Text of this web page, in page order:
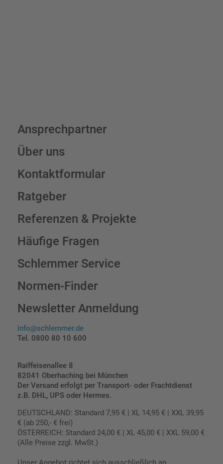
Ansprechpartner
Über uns
Kontaktformular
Ratgeber
Referenzen & Projekte
Häufige Fragen
Schlemmer Service
Normen-Finder
Newsletter Anmeldung
info@schlemmer.de
Tel. 0800 80 10 600
Raiffeisenallee 8
82041 Oberhaching bei München
Der Versand erfolgt per Transport- oder Frachtdienst
z.B. DHL, UPS oder Hermes.
DEUTSCHLAND: Standard 7,95 € | XL 14,95 € | XXL 39,95
€ (ab 250,- € frei)
ÖSTERREICH: Standard 24,00 € | XL 45,00 € | XXL 59,00 €
(Alle Preise zzgl. MwSt.)